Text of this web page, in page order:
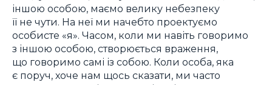
іншою особою, маємо велику небезпеку
її не чути. На неї ми начебто проектуємо
особисте «я». Часом, коли ми навіть говоримо
з іншою особою, створюється враження,
що говоримо самі із собою. Коли особа, яка
є поруч, хоче нам щось сказати, ми часто